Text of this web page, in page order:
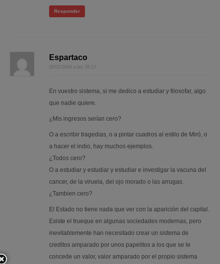
Responder
Espartaco
02/02/2009 a las 18:13
En vuestro sistema, si me dedico a estudiar y filosofar, algo
que nadie quiere.
¿Mis ingresos serían cero?
O a escribir tragedias, o a pintar cuadros al estilo de Miró, o
a hacer el indio, hay muchos ejemplos.
¿Todos cero?
O a estudiar y estudiar y estudiar e investigar la vacuna del
cancer, de la viruela, del ojo morado o las arrugas.
¿Tambien cero?
El Estado no tiene nada que ver con la aparición del capital.
Existe el trueque en algunas sociedades modernas, pero
inevitablemente han necesitado crear un sistema de
creditos amparado por unos papelitos a los que se le
concede un valor, valor amparado por el propio sistema